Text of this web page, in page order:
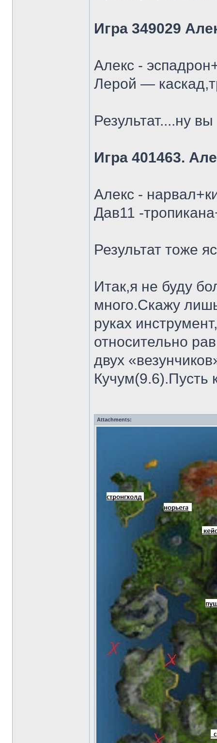
Игра 349029
Алекс -
Лерой —
Результат....ну
Игра 401463.
Алекс -
Дав11 -
Результат тоже
Итак,я не буду
много.Скажу
руках
относительно
двух
Кучум(9.6).Пусть
Attachments: